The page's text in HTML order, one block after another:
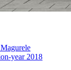
Magurele
2018